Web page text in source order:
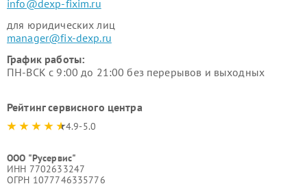
info@dexp-fixim.ru
для юридических лиц
manager@fix-dexp.ru
График работы:
ПН-ВСК с 9:00 до 21:00 без перерывов и выходных
Рейтинг сервисного центра
4.9-5.0
ООО "Русервис"
ИНН 7702633247
ОГРН 1077746335776